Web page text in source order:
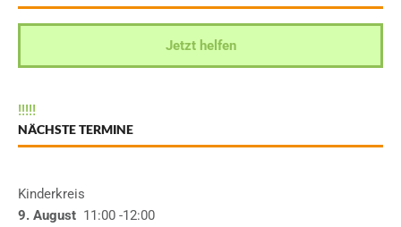
Jetzt helfen
!!!!!
NÄCHSTE TERMINE
Kinderkreis
9. August 11:00 -12:00